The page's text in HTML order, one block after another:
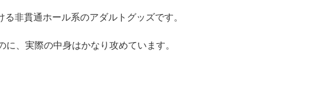
る非貫通ホール系のアダルトグッズです。
、実際の中身はかなり攻めています。